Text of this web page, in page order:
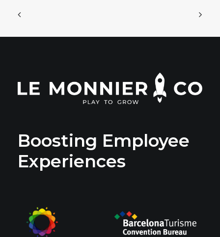
Boosting Employee
Experiences